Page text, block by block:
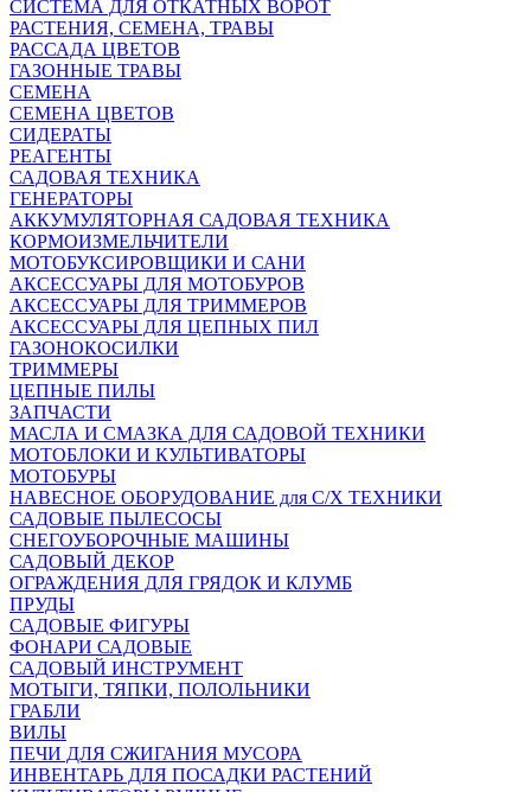
СИСТЕМА ДЛЯ ОТКАТНЫХ ВОРОТ
РАСТЕНИЯ, СЕМЕНА, ТРАВЫ
РАССАДА ЦВЕТОВ
ГАЗОННЫЕ ТРАВЫ
СЕМЕНА
СЕМЕНА ЦВЕТОВ
СИДЕРАТЫ
РЕАГЕНТЫ
САДОВАЯ ТЕХНИКА
ГЕНЕРАТОРЫ
АККУМУЛЯТОРНАЯ САДОВАЯ ТЕХНИКА
КОРМОИЗМЕЛЬЧИТЕЛИ
МОТОБУКСИРОВЩИКИ И САНИ
АКСЕССУАРЫ ДЛЯ МОТОБУРОВ
АКСЕССУАРЫ ДЛЯ ТРИММЕРОВ
АКСЕССУАРЫ ДЛЯ ЦЕПНЫХ ПИЛ
ГАЗОНОКОСИЛКИ
ТРИММЕРЫ
ЦЕПНЫЕ ПИЛЫ
ЗАПЧАСТИ
МАСЛА И СМАЗКА ДЛЯ САДОВОЙ ТЕХНИКИ
МОТОБЛОКИ И КУЛЬТИВАТОРЫ
МОТОБУРЫ
НАВЕСНОЕ ОБОРУДОВАНИЕ для С/Х ТЕХНИКИ
САДОВЫЕ ПЫЛЕСОСЫ
СНЕГОУБОРОЧНЫЕ МАШИНЫ
САДОВЫЙ ДЕКОР
ОГРАЖДЕНИЯ ДЛЯ ГРЯДОК И КЛУМБ
ПРУДЫ
САДОВЫЕ ФИГУРЫ
ФОНАРИ САДОВЫЕ
САДОВЫЙ ИНСТРУМЕНТ
МОТЫГИ, ТЯПКИ, ПОЛОЛЬНИКИ
ГРАБЛИ
ВИЛЫ
ПЕЧИ ДЛЯ СЖИГАНИЯ МУСОРА
ИНВЕНТАРЬ ДЛЯ ПОСАДКИ РАСТЕНИЙ